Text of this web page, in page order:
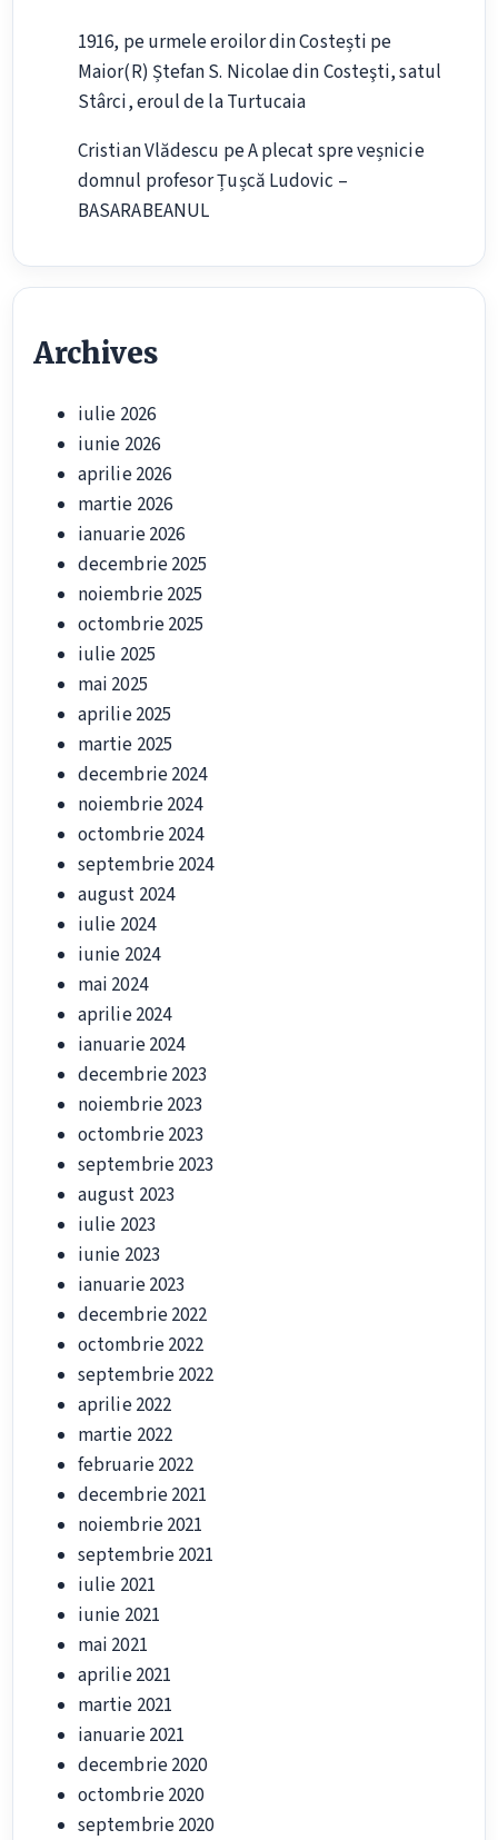
1916, pe urmele eroilor din Costești pe
Maior(R) Ștefan S. Nicolae din Costeşti, satul
Stârci, eroul de la Turtucaia
Cristian Vlădescu peA plecat spre veșnicie
domnul profesor Țușcă Ludovic –
BASARABEANUL
Archives
iulie 2026
iunie 2026
aprilie 2026
martie 2026
ianuarie 2026
decembrie 2025
noiembrie 2025
octombrie 2025
iulie 2025
mai 2025
aprilie 2025
martie 2025
decembrie 2024
noiembrie 2024
octombrie 2024
septembrie 2024
august 2024
iulie 2024
iunie 2024
mai 2024
aprilie 2024
ianuarie 2024
decembrie 2023
noiembrie 2023
octombrie 2023
septembrie 2023
august 2023
iulie 2023
iunie 2023
ianuarie 2023
decembrie 2022
octombrie 2022
septembrie 2022
aprilie 2022
martie 2022
februarie 2022
decembrie 2021
noiembrie 2021
septembrie 2021
iulie 2021
iunie 2021
mai 2021
aprilie 2021
martie 2021
ianuarie 2021
decembrie 2020
octombrie 2020
septembrie 2020